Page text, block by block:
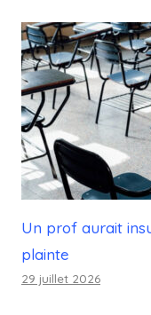
Un prof aurait
plainte
29 juillet 2026